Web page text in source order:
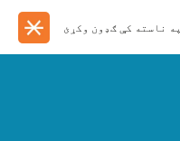
په ناسته کې ګډون وکړئ